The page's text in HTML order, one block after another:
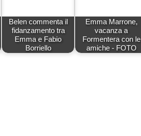
Belen commenta il
fidanzamento tra
Emma e Fabio
Borriello
Emma Marrone,
vacanza a
Formentera con le
amiche - FOTO